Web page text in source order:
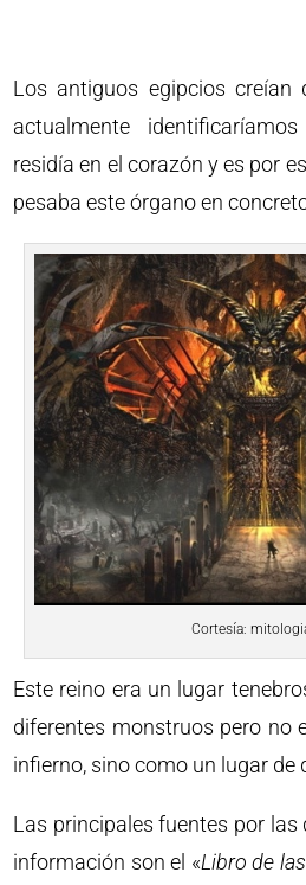
Los antiguos egipcios
actualmente
residía en el corazón y es por
pesaba este órgano en
Cortesía:
Este reino era un lugar
diferentes monstruos pero no
infierno, sino como un lugar de
Las principales fuentes por las
información son el «Libro de